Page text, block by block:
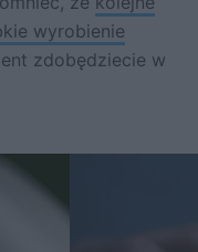
wyrobienie
zdobędziecie w